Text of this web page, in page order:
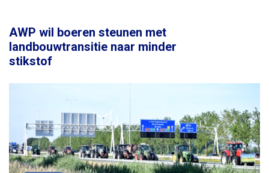
AWP wil boeren steunen met
landbouwtransitie naar minder
stikstof